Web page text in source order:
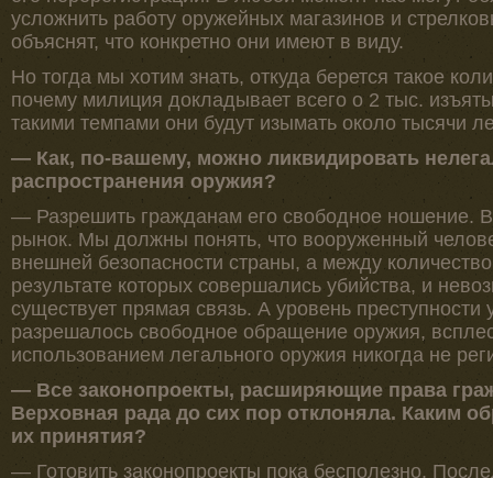
усложнить работу оружейных магазинов и
объяснят, что конкретно они имеют в виду.
Но тогда мы хотим знать, откуда берется такое
почему милиция докладывает всего о 2 тыс.
такими темпами они будут изымать около тысячи
— Как, по-вашему, можно ликвидировать
распространения оружия?
— Разрешить гражданам его свободное ношение.
рынок. Мы должны понять, что вооруженный
внешней безопасности страны, а между
результате которых совершались убийства, и
существует прямая связь. А уровень преступности
разрешалось свободное обращение оружия,
использованием легального оружия никогда не
— Все законопроекты, расширяющие права
Верховная рада до сих пор отклоняла. Каким
их принятия?
— Готовить законопроекты пока бесполезно.